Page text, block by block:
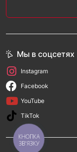
Мы в соцсетях
Instagram
Facebook
YouTube
TikTok
КНОПКА
ЗВ'ЯЗКУ